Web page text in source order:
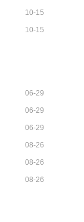
10-15
10-15
06-29
06-29
06-29
08-26
08-26
08-26